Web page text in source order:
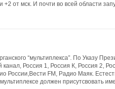
+2 от мск. И почти во всей области
“мультиплекса”. По Указу
Россия 1, Россия К, Россия 2,
России,Вести FM, Радио Маяк.
должен присутсвовать